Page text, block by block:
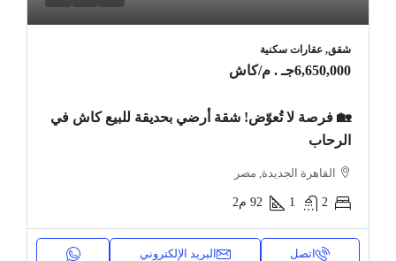
شقق, عقارات سكنية
6,650,000جـ . م /كاش
🏡 فرصة لا تُعوّض! شقة أرضي بحديقة للبيع كاش في
الرحاب
القاهرة الجديدة, مصر
2
1
92 م2
اتصل البريد الإلكتروني